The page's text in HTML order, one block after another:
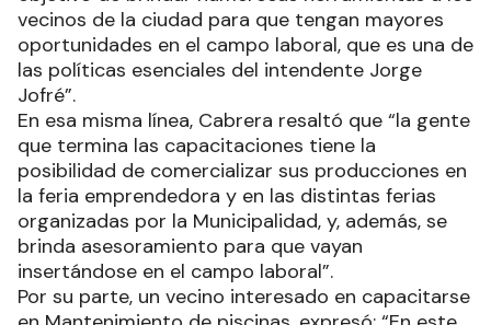
vecinos de la ciudad para que tengan mayores
oportunidades en el campo laboral, que es una de
las políticas esenciales del intendente Jorge
Jofré”.
En esa misma línea, Cabrera resaltó que “la gente
que termina las capacitaciones tiene la
posibilidad de comercializar sus producciones en
la feria emprendedora y en las distintas ferias
organizadas por la Municipalidad, y, además, se
brinda asesoramiento para que vayan
insertándose en el campo laboral”.
Por su parte, un vecino interesado en capacitarse